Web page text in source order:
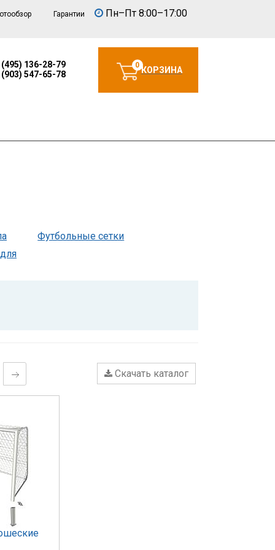
Гарантии Пн–Пт 8:00–17:00
(495) 136-28-79
(903) 547-65-78
0КОРЗИНА
Футбольные сетки
Скачать каталог